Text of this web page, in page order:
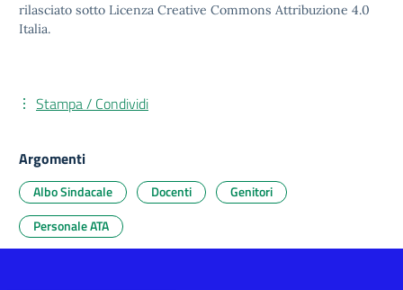
rilasciato sotto Licenza Creative Commons Attribuzione 4.0
Italia.
Stampa / Condividi
Argomenti
Albo Sindacale Docenti
Genitori
Personale ATA